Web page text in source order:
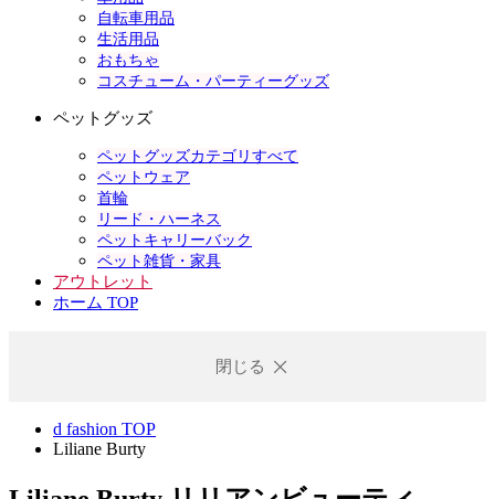
自転車用品
生活用品
おもちゃ
コスチューム・パーティーグッズ
ペットグッズ
ペットグッズカテゴリすべて
ペットウェア
首輪
リード・ハーネス
ペットキャリーバック
ペット雑貨・家具
アウトレット
ホーム TOP
閉じる
d fashion TOP
Liliane Burty